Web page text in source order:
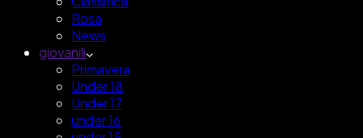
Rosa
News
giovanili
Primavera
Under 18
Under 17
under 16